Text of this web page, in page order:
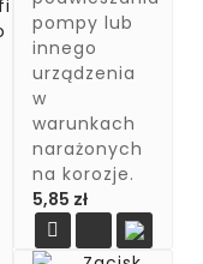
pompy lub
innego
urządzenia
w
warunkach
narażonych
na korozje.
5,85 złCena
